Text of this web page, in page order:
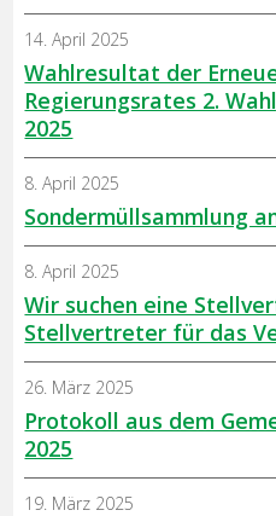
Wahlresultat der
Regierungsrates 2.
2025
14. April 2025
Sondermüllsammlung
8. April 2025
Wir suchen eine
Stellvertreter für das
8. April 2025
Protokoll aus dem
2025
26. März 2025
19. März 2025